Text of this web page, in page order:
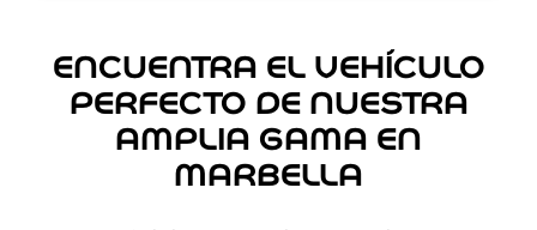
dudas,gestionar cancelacionesoasistirte
en caso de avería. Siempre disponibles
para que tu experiencia sea rápida, segura
y sin complicaciones.
ENCUENTRA EL VEHÍCULO
PERFECTO DE NUESTRA
AMPLIA GAMA EN
MARBELLA